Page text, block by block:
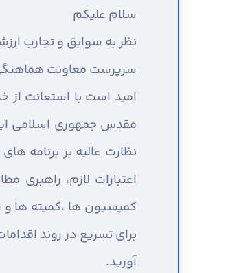
سلام عليكم
نظر به سوابق و تجارب
سرپرست معاونت
امید است با استعانت
مقدس جمهوری اسلامی
نظارت عالیه بر برنامه
اعتبارات لازم، راهبری
کمیسیون ها ،کمیته ها
برای تسریع در روند
آورید.